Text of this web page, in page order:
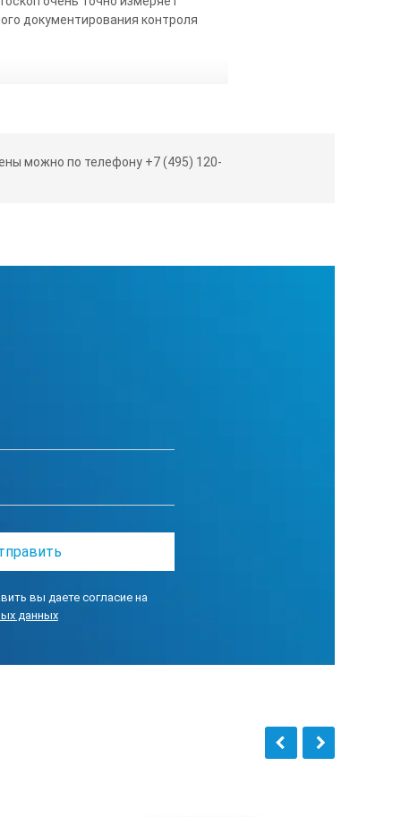
документирования контроля
размером SD-карты
измерения, параметры работы прибора, дата, время и
можно по телефону +7 (495) 120-
вы даете согласие на
данных